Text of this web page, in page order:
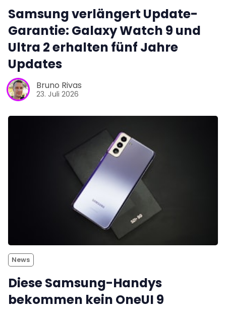
Samsung verlängert Update-
Garantie: Galaxy Watch 9 und
Ultra 2 erhalten fünf Jahre
Updates
Bruno Rivas
23. Juli 2026
News
Diese Samsung-Handys
bekommen kein OneUI 9